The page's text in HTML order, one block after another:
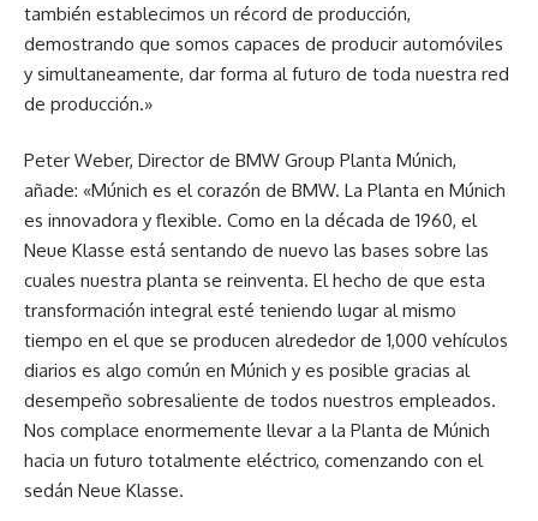
también establecimos un récord de producción,
demostrando que somos capaces de producir automóviles
y simultaneamente, dar forma al futuro de toda nuestra red
de producción.»
Peter Weber, Director de BMW Group Planta Múnich,
añade: «Múnich es el corazón de BMW. La Planta en Múnich
es innovadora y flexible. Como en la década de 1960, el
Neue Klasse está sentando de nuevo las bases sobre las
cuales nuestra planta se reinventa. El hecho de que esta
transformación integral esté teniendo lugar al mismo
tiempo en el que se producen alrededor de 1,000 vehículos
diarios es algo común en Múnich y es posible gracias al
desempeño sobresaliente de todos nuestros empleados.
Nos complace enormemente llevar a la Planta de Múnich
hacia un futuro totalmente eléctrico, comenzando con el
sedán Neue Klasse.